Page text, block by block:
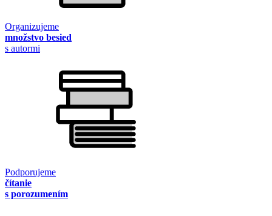
Organizujeme
množstvo besied
s autormi
Podporujeme
čítanie
s porozumením